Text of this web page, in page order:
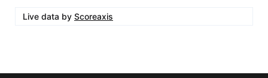
Live data by Scoreaxis